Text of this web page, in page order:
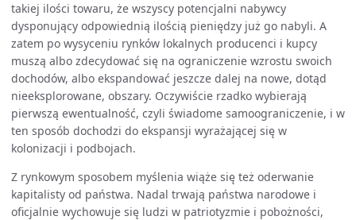
takiej ilości towaru, że wszyscy potencjalni nabywcy
dysponujący odpowiednią ilością pieniędzy już go nabyli. A
zatem po wysyceniu rynków lokalnych producenci i kupcy
muszą albo zdecydować się na ograniczenie wzrostu swoich
dochodów, albo ekspandować jeszcze dalej na nowe, dotąd
nieeksplorowane, obszary. Oczywiście rzadko wybierają
pierwszą ewentualność, czyli świadome samoograniczenie, i w
ten sposób dochodzi do ekspansji wyrażającej się w
kolonizacji i podbojach.
Z rynkowym sposobem myślenia wiąże się też oderwanie
kapitalisty od państwa. Nadal trwają państwa narodowe i
oficjalnie wychowuje się ludzi w patriotyzmie i pobożności,